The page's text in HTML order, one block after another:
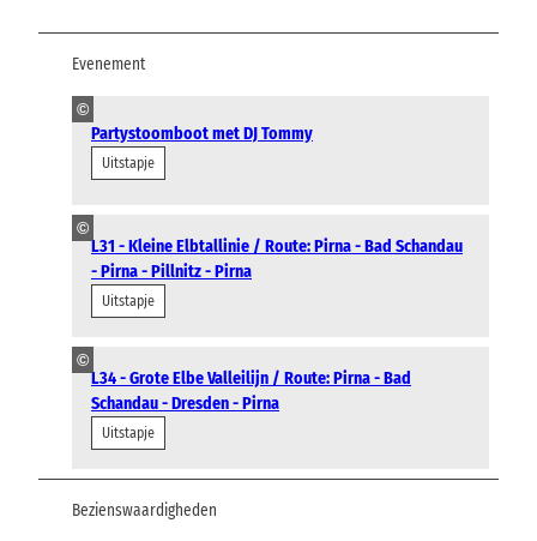
Evenement
©
Partystoomboot met DJ Tommy
Uitstapje
©
L31 - Kleine Elbtallinie / Route: Pirna - Bad Schandau
- Pirna - Pillnitz - Pirna
Uitstapje
©
L34 - Grote Elbe Valleilijn / Route: Pirna - Bad
Schandau - Dresden - Pirna
Uitstapje
Bezienswaardigheden